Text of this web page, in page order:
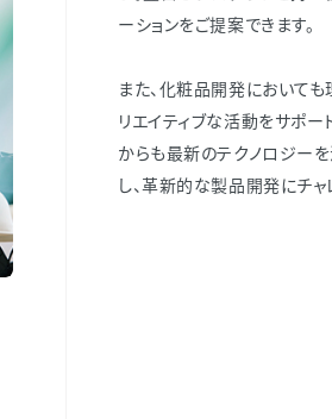
ーションをご提案できます。
また、化粧品開発において
リエイティブな活動をサポー
からも最新のテクノロジー
し、革新的な製品開発にチャ